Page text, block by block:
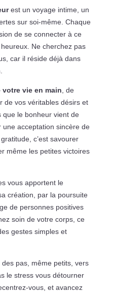
est un voyage intime, un
sur soi-même. Chaque
de se connecter à ce
Ne cherchez pas
car il réside déjà dans
votre vie en main , de
de vos véritables désirs et
que le bonheur vient de
une acceptation sincère de
c’est savourer
même les petites victoires
vous apportent le
création, par la poursuite
de personnes positives
soin de votre corps, ce
gestes simples et
pas, même petits, vers
le stress vous détourner
vous, et avancez